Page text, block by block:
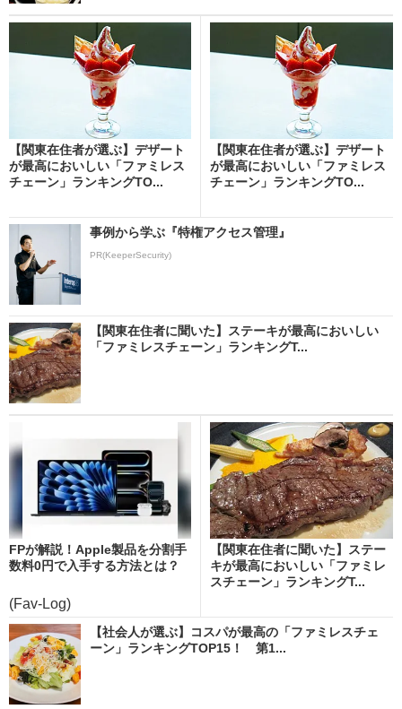
【関東在住者が選ぶ】デザート
が最高においしい「ファミレス
チェーン」ランキングTO...
【関東在住者が選ぶ】デザート
が最高においしい「ファミレス
チェーン」ランキングTO...
事例から学ぶ『特権アクセス管理』
PR(KeeperSecurity)
【関東在住者に聞いた】ステーキが最高においしい
「ファミレスチェーン」ランキングT...
FPが解説！Apple製品を分割手
数料0円で入手する方法とは？
(Fav-Log)
【関東在住者に聞いた】ステー
キが最高においしい「ファミレ
スチェーン」ランキングT...
【社会人が選ぶ】コスパが最高の「ファミレスチェ
ーン」ランキングTOP15！ 第1...